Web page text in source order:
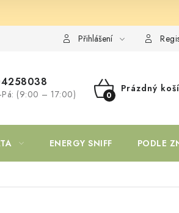
Přihlášení
(9:00 – 17:00)
NÁKUPNÍ
Prázdný
ENERGY SNIFF PODLE